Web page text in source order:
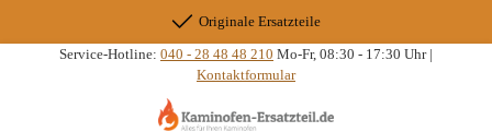
Originale Ersatzteile
Service-Hotline: 040 - 28 48 48 210 Mo-Fr, 08:30 - 17:30 Uhr |
Kontaktformular